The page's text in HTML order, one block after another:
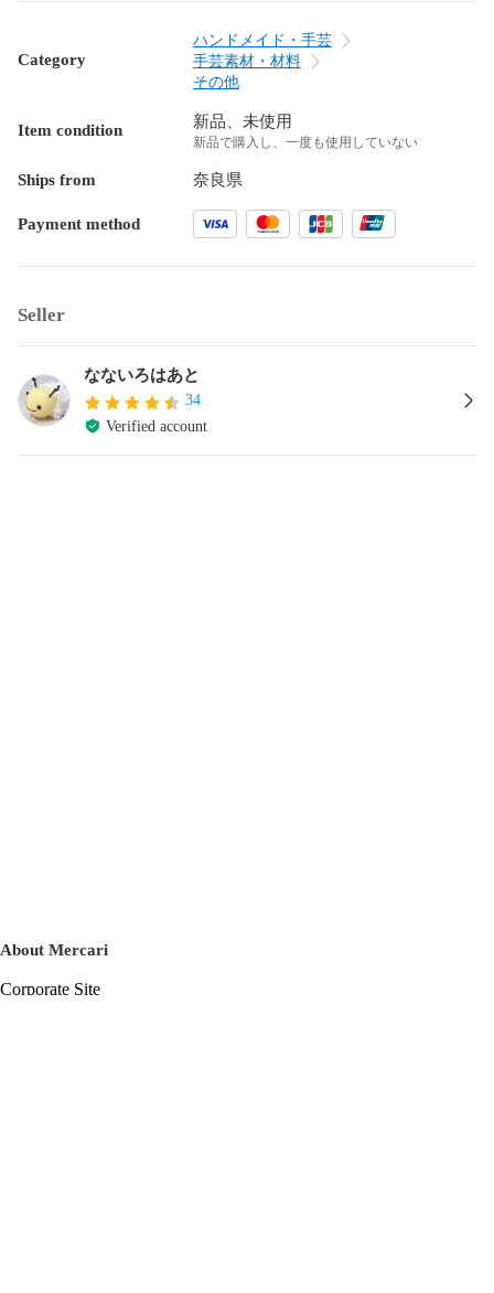
Category
ハンドメイド・手芸
手芸素材・材料
その他
Item condition 新品、未使用
新品で購入し、一度も使用していない
Ships from 奈良県
Payment method
Seller
なないろはあと
34
Verified account
About Mercari
Corporate Site